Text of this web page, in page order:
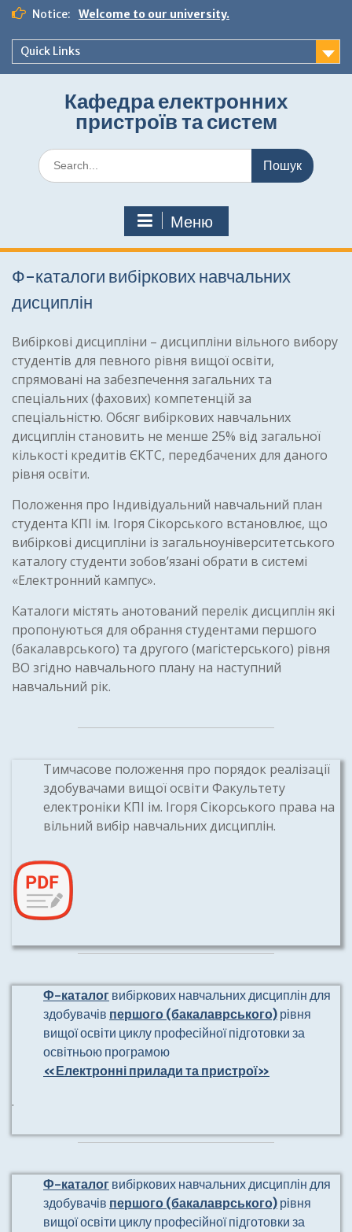
Перейти
вмісту
Notice: Welcome to our university.
Quick Links
Кафедра електронних
пристроїв та систем
Шукати:
Меню
Ф-каталоги вибіркових навчальних
дисциплін
Вибіркові дисципліни – дисципліни вільного вибору
студентів для певного рівня вищої освіти,
спрямовані на забезпечення загальних та
спеціальних (фахових) компетенцій за
спеціальністю. Обсяг вибіркових навчальних
дисциплін становить не менше 25% від загальної
кількості кредитів ЄКТС, передбачених для даного
рівня освіти.
Положення про Індивідуальний навчальний план
студента КПІ ім. Ігоря Сікорського встановлює, що
вибіркові дисципліни із загальноуніверситетського
каталогу студенти зобов’язані обрати в системі
«Електронний кампус».
Каталоги містять анотований перелік дисциплін які
пропонуються для обрання студентами першого
(бакалаврського) та другого (магістерського) рівня
ВО згідно навчального плану на наступний
навчальний рік.
Тимчасове положення про порядок реалізації
здобувачами вищої освіти Факультету
електроніки КПІ ім. Ігоря Сікорського права на
вільний вибір навчальних дисциплін.
Ф-каталог вибіркових навчальних дисциплін для
здобувачів першого (бакалаврського) рівня
вищої освіти циклу професійної підготовки за
освітньою програмою
«Електронні прилади та пристрої»
.
Ф-каталог вибіркових навчальних дисциплін для
здобувачів першого (бакалаврського) рівня
вищої освіти циклу професійної підготовки за